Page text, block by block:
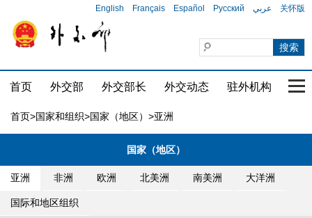
English Français Español Русский عربي 关怀版
首页 外交部 外交部长 外交动态 驻外机构 国
首页>国家和组织>国家（地区） >亚洲
国家（地区）
亚洲 非洲 欧洲 北美洲 南美洲 大洋洲
国际和地区组织